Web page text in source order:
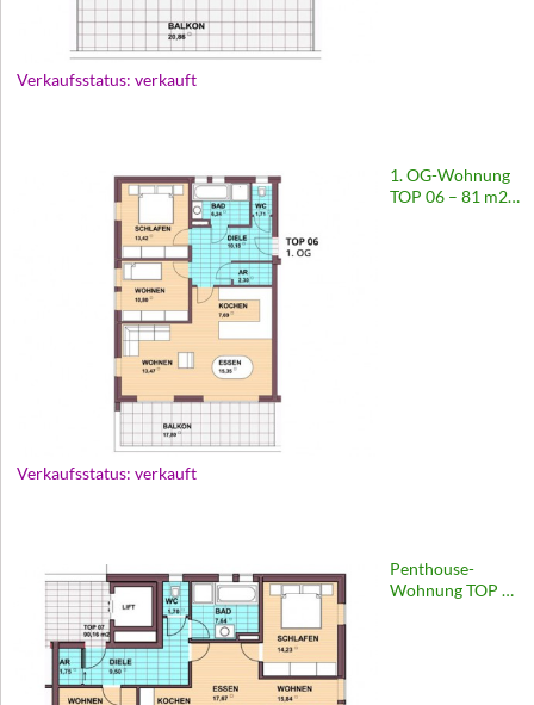
Verkaufsstatus: verkauft
1. OG-Wohnung
TOP 06 – 81 m2 |
Verkaufsstatus: verkauft
Penthouse-
Wohnung TOP 07